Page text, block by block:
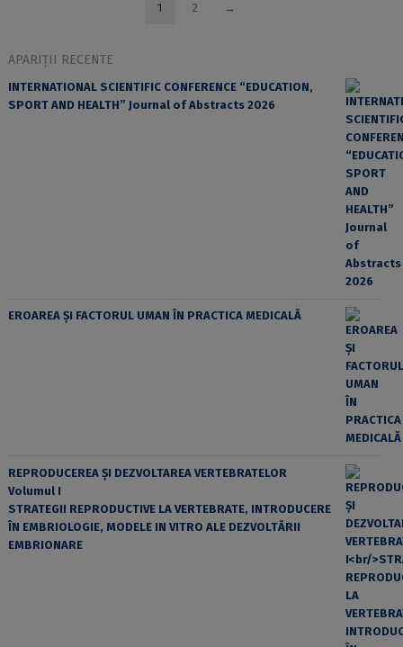
1 2 →
APARIȚII RECENTE
INTERNATIONAL SCIENTIFIC CONFERENCE “EDUCATION,
SPORT AND HEALTH” Journal of Abstracts 2026
EROAREA ȘI FACTORUL UMAN ÎN PRACTICA MEDICALĂ
REPRODUCEREA ȘI DEZVOLTAREA VERTEBRATELOR
Volumul I
STRATEGII REPRODUCTIVE LA VERTEBRATE, INTRODUCERE
ÎN EMBRIOLOGIE, MODELE IN VITRO ALE DEZVOLTĂRII
EMBRIONARE